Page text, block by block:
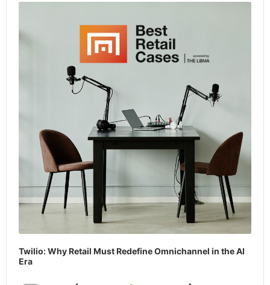
Player
Twilio: Why Retail Must Redefine Omnichannel in the AI
Era